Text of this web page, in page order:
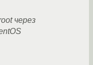
через